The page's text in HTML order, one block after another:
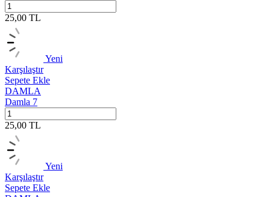
25,00 TL
Yeni
Karşılaştır
Sepete Ekle
DAMLA
Damla 7
25,00 TL
Yeni
Karşılaştır
Sepete Ekle